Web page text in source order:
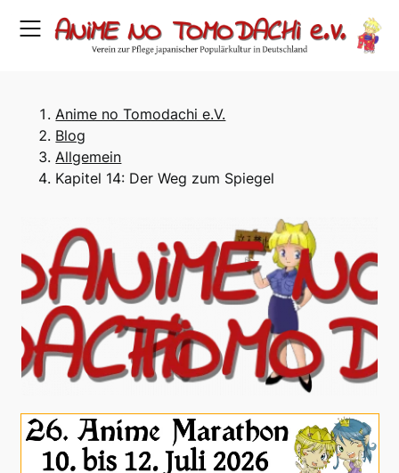
Anime no Tomodachi e.V.
Blog
Allgemein
Kapitel 14: Der Weg zum Spiegel